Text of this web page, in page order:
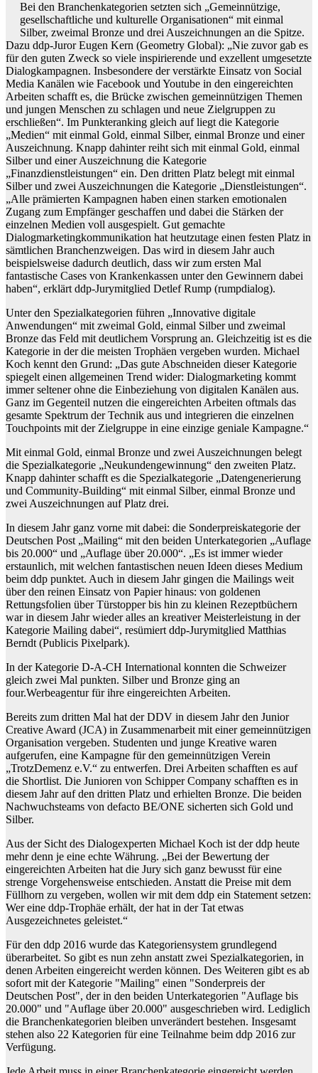
Bei den Branchenkategorien setzten sich „Gemeinnützige,
gesellschaftliche und kulturelle Organisationen“ mit einmal
Silber, zweimal Bronze und drei Auszeichnungen an die Spitze.
Dazu ddp-Juror Eugen Kern (Geometry Global): „Nie zuvor gab es
für den guten Zweck so viele inspirierende und exzellent umgesetzte
Dialogkampagnen. Insbesondere der verstärkte Einsatz von Social
Media Kanälen wie Facebook und Youtube in den eingereichten
Arbeiten schafft es, die Brücke zwischen gemeinnützigen Themen
und jungen Menschen zu schlagen und neue Zielgruppen zu
erschließen“. Im Punkteranking gleich auf liegt die Kategorie
„Medien“ mit einmal Gold, einmal Silber, einmal Bronze und einer
Auszeichnung. Knapp dahinter reiht sich mit einmal Gold, einmal
Silber und einer Auszeichnung die Kategorie
„Finanzdienstleistungen“ ein. Den dritten Platz belegt mit einmal
Silber und zwei Auszeichnungen die Kategorie „Dienstleistungen“.
„Alle prämierten Kampagnen haben einen starken emotionalen
Zugang zum Empfänger geschaffen und dabei die Stärken der
einzelnen Medien voll ausgespielt. Gut gemachte
Dialogmarketingkommunikation hat heutzutage einen festen Platz in
sämtlichen Branchenzweigen. Das wird in diesem Jahr auch
beispielsweise dadurch deutlich, dass wir zum ersten Mal
fantastische Cases von Krankenkassen unter den Gewinnern dabei
haben“, erklärt ddp-Jurymitglied Detlef Rump (rumpdialog).
Unter den Spezialkategorien führen „Innovative digitale
Anwendungen“ mit zweimal Gold, einmal Silber und zweimal
Bronze das Feld mit deutlichem Vorsprung an. Gleichzeitig ist es die
Kategorie in der die meisten Trophäen vergeben wurden. Michael
Koch kennt den Grund: „Das gute Abschneiden dieser Kategorie
spiegelt einen allgemeinen Trend wider: Dialogmarketing kommt
immer seltener ohne die Einbeziehung von digitalen Kanälen aus.
Ganz im Gegenteil nutzen die eingereichten Arbeiten oftmals das
gesamte Spektrum der Technik aus und integrieren die einzelnen
Touchpoints mit der Zielgruppe in eine einzige geniale Kampagne.“
Mit einmal Gold, einmal Bronze und zwei Auszeichnungen belegt
die Spezialkategorie „Neukundengewinnung“ den zweiten Platz.
Knapp dahinter schafft es die Spezialkategorie „Datengenerierung
und Community-Building“ mit einmal Silber, einmal Bronze und
zwei Auszeichnungen auf Platz drei.
In diesem Jahr ganz vorne mit dabei: die Sonderpreiskategorie der
Deutschen Post „Mailing“ mit den beiden Unterkategorien „Auflage
bis 20.000“ und „Auflage über 20.000“. „Es ist immer wieder
erstaunlich, mit welchen fantastischen neuen Ideen dieses Medium
beim ddp punktet. Auch in diesem Jahr gingen die Mailings weit
über den reinen Einsatz von Papier hinaus: von goldenen
Rettungsfolien über Türstopper bis hin zu kleinen Rezeptbüchern
war in diesem Jahr wieder alles an kreativer Meisterleistung in der
Kategorie Mailing dabei“, resümiert ddp-Jurymitglied Matthias
Berndt (Publicis Pixelpark).
In der Kategorie D-A-CH International konnten die Schweizer
gleich zwei Mal punkten. Silber und Bronze ging an
four.Werbeagentur für ihre eingereichten Arbeiten.
Bereits zum dritten Mal hat der DDV in diesem Jahr den Junior
Creative Award (JCA) in Zusammenarbeit mit einer gemeinnützigen
Organisation vergeben. Studenten und junge Kreative waren
aufgerufen, eine Kampagne für den gemeinnützigen Verein
„TrotzDemenz e.V.“ zu entwerfen. Drei Arbeiten schafften es auf
die Shortlist. Die Junioren von Schipper Company schafften es in
diesem Jahr auf den dritten Platz und erhielten Bronze. Die beiden
Nachwuchsteams von defacto BE/ONE sicherten sich Gold und
Silber.
Aus der Sicht des Dialogexperten Michael Koch ist der ddp heute
mehr denn je eine echte Währung. „Bei der Bewertung der
eingereichten Arbeiten hat die Jury sich ganz bewusst für eine
strenge Vorgehensweise entschieden. Anstatt die Preise mit dem
Füllhorn zu vergeben, wollen wir mit dem ddp ein Statement setzen:
Wer eine ddp-Trophäe erhält, der hat in der Tat etwas
Ausgezeichnetes geleistet.“
Für den ddp 2016 wurde das Kategoriensystem grundlegend
überarbeitet. So gibt es nun zehn anstatt zwei Spezialkategorien, in
denen Arbeiten eingereicht werden können. Des Weiteren gibt es ab
sofort mit der Kategorie "Mailing" einen "Sonderpreis der
Deutschen Post", der in den beiden Unterkategorien "Auflage bis
20.000" und "Auflage über 20.000" ausgeschrieben wird. Lediglich
die Branchenkategorien bleiben unverändert bestehen. Insgesamt
stehen also 22 Kategorien für eine Teilnahme beim ddp 2016 zur
Verfügung.